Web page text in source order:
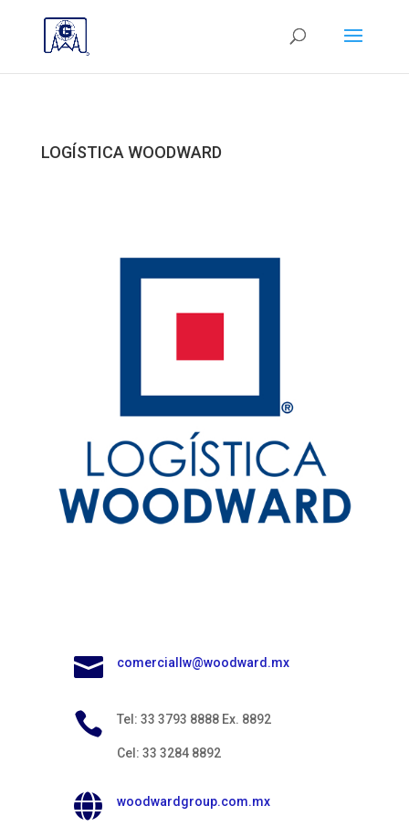
LOGÍSTICA WOODWARD
 comerciallw@woodward.mx
 Tel: 33 3793 8888 Ex. 8892
Cel: 33 3284 8892
 woodwardgroup.com.mx